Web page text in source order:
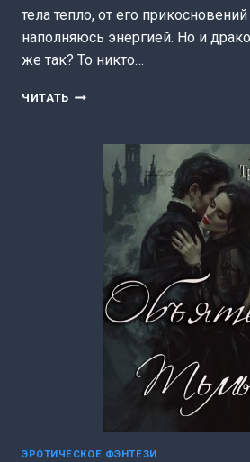
тела тепло, от его
наполняюсь энергией. Но и
же так? То никто…
ЧИТАТЬ МНОГОЛИКАЯ
ЭРОТИЧЕСКОЕ ФЭНТЕЗИ